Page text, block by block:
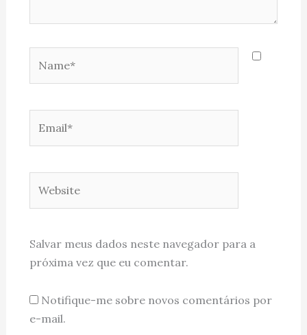
Salvar meus dados neste navegador para a
próxima vez que eu comentar.
Notifique-me sobre novos comentários por
e-mail.